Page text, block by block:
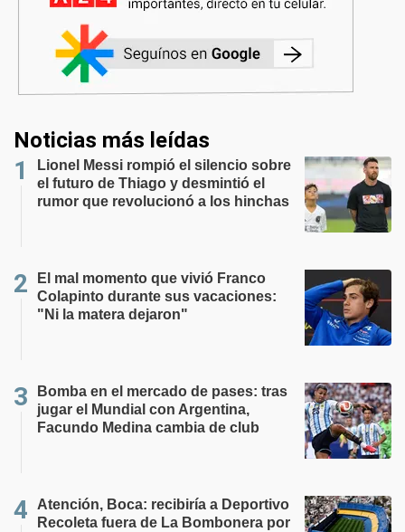
Noticias más leídas
Lionel Messi rompió el silencio sobre
el futuro de Thiago y desmintió el
rumor que revolucionó a los hinchas
El mal momento que vivió Franco
Colapinto durante sus vacaciones:
"Ni la matera dejaron"
Bomba en el mercado de pases: tras
jugar el Mundial con Argentina,
Facundo Medina cambia de club
Atención, Boca: recibiría a Deportivo
Recoleta fuera de La Bombonera por